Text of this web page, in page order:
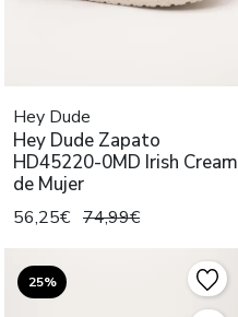
Hey Dude
Hey Dude Zapato
HD45220-0MD Irish Cream
de Mujer
56,25€ 74,99€
25%